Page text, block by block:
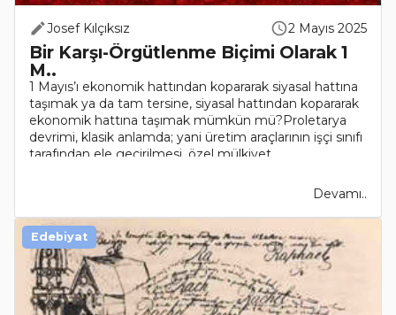
Josef Kılçıksız 2 Mayıs 2025
Bir Karşı-Örgütlenme Biçimi Olarak 1
M..
1 Mayıs’ı ekonomik hattından kopararak siyasal hattına
taşımak ya da tam tersine, siyasal hattından kopararak
ekonomik hattına taşımak mümkün mü?Proletarya
devrimi, klasik anlamda; yani üretim araçlarının işçi sınıfı
tarafından ele geçirilmesi, özel mülkiyet..
Devamı..
Edebiyat